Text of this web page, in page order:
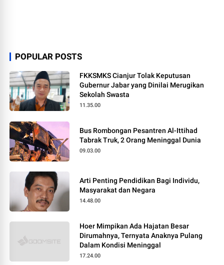
POPULAR POSTS
FKKSMKS Cianjur Tolak Keputusan
Gubernur Jabar yang Dinilai Merugikan
Sekolah Swasta
11.35.00
Bus Rombongan Pesantren Al-Ittihad
Tabrak Truk, 2 Orang Meninggal Dunia
09.03.00
Arti Penting Pendidikan Bagi Individu,
Masyarakat dan Negara
14.48.00
Hoer Mimpikan Ada Hajatan Besar
Dirumahnya, Ternyata Anaknya Pulang
Dalam Kondisi Meninggal
17.24.00